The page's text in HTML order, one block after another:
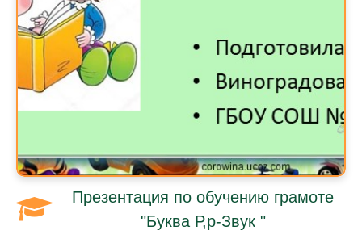
Презентация по обучению грамоте
"Буква Р,р-Звук "